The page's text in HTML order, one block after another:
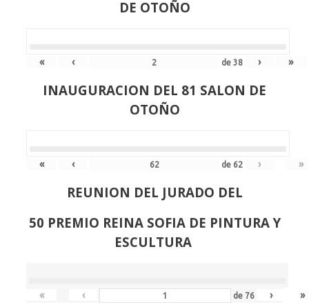
DE OTOÑO
« ‹ de38 › »
INAUGURACION DEL 81 SALON DE
OTOÑO
« ‹ de 62 › »
REUNION DEL JURADO DEL
50 PREMIO REINA SOFIA DE PINTURA Y
ESCULTURA
« ‹ de 76 › »